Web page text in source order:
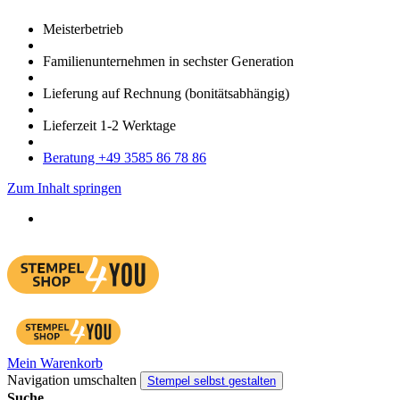
Meister­betrieb
Familien­unter­nehmen in sechster Gene­ration
Lieferung auf Rech­nung (bonitätsabhängig)
Liefer­zeit 1-2 Werk­tage
Bera­tung +49 3585 86 78 86
Zum Inhalt springen
Mein Warenkorb
Navigation umschalten
Stempel selbst gestalten